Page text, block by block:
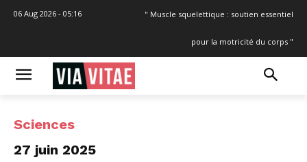
06 Aug 2026 - 05:16 " Muscle squelettique : soutien essentiel
pour la motricité du corps "
Sciences
27 juin 2025